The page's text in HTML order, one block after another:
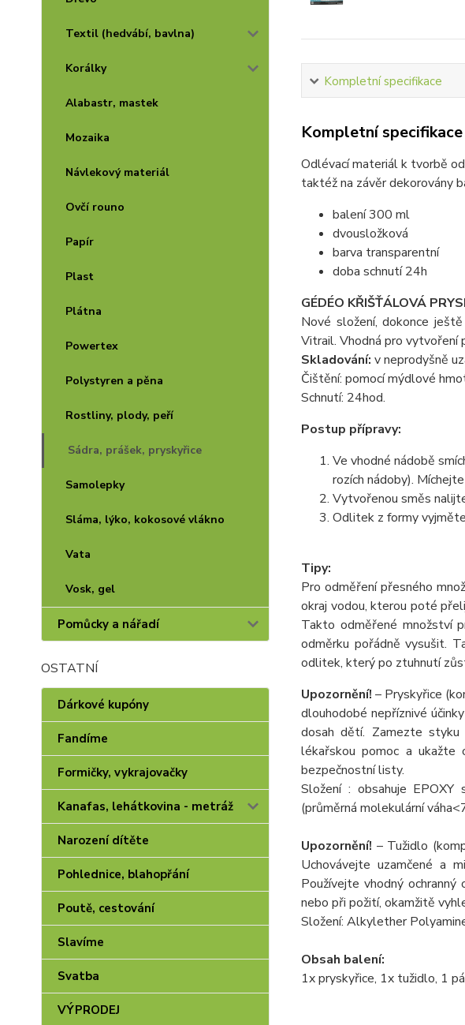
Textil (hedvábí, bavlna)
Korálky
Alabastr, mastek
Mozaika
Návlekový materiál
Ovčí rouno
Papír
Plast
Plátna
Powertex
Polystyren a pěna
Rostliny, plody, peří
Sádra, prášek, pryskyřice
Samolepky
Sláma, lýko, kokosové vlákno
Vata
Vosk, gel
Pomůcky a nářadí
OSTATNÍ
Dárkové kupóny
Fandíme
Formičky, vykrajovačky
Kanafas, lehátkovina - metráž
Narození dítěte
Pohlednice, blahopřání
Poutě, cestování
Slavíme
Svatba
VÝPRODEJ
Kompletní specifikace
Kompletní specifikace
Odlévací materiál k tvorbě
taktéž na závěr dekorovány
balení 300 ml
dvousložková
barva transparentní
doba schnutí 24h
GÉDÉO KŘIŠŤÁLOVÁ
Nové složení, dokonce
Vitrail. Vhodná pro vytvoření
Skladování: v neprodyšně
Čištění: pomocí mýdlové
Schnutí: 24hod.
Postup přípravy:
Ve vhodné nádobě
rozích nádoby).
Vytvořenou směs
Odlitek z formy
Tipy:
Pro odměření přesného
okraj vodou, kterou poté
Takto odměřené množství
odměrku pořádně vysušit.
odlitek, který po ztuhnutí
Upozornění! – Pryskyřice
dlouhodobé nepříznivé
dosah dětí. Zamezte styku
lékařskou pomoc a ukažte
bezpečnostní listy.
Složení : obsahuje EPOXY
(průměrná molekulární
Upozornění! – Tužidlo
Uchovávejte uzamčené a
Používejte vhodný
nebo při požití, okamžitě
Složení: Alkylether
Obsah balení:
1x pryskyřice, 1x tužidlo, 1